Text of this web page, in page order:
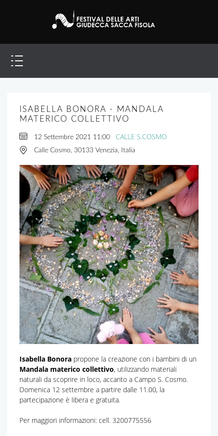
ISABELLA BONORA - MANDALA
MATERICO COLLETTIVO
12 Settembre 2021 11:00 CALLE S.COSMO
Calle Cosmo, 30133 Venezia, Italia
Isabella Bonora propone la creazione con i bambini di un
Mandala materico collettivo, utilizzando materiali
naturali da scoprire in loco, accanto a Campo S. Cosmo.
Domenica 12 settembre a partire dalle 11.00, la
partecipazione è libera e gratuita.
Per maggiori informazioni: cell. 3200775556